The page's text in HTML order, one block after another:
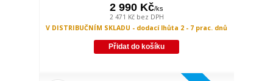
2 990 Kč/ks
2 471 Kč bez DPH
V DISTRIBUČNÍM SKLADU - dodací lhůta 2 - 7 prac. dnů
Přidat do košíku